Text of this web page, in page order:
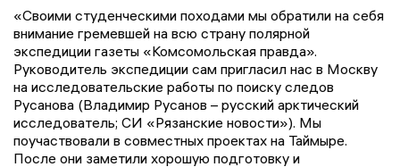
«Своими студенческими походами мы обратили на себя
внимание гремевшей на всю страну полярной
экспедиции газеты «Комсомольская правда».
Руководитель экспедиции сам пригласил нас в Москву
на исследовательские работы по поиску следов
Русанова (Владимир Русанов – русский арктический
исследователь; СИ «Рязанские новости»). Мы
поучаствовали в совместных проектах на Таймыре.
После они заметили хорошую подготовку и